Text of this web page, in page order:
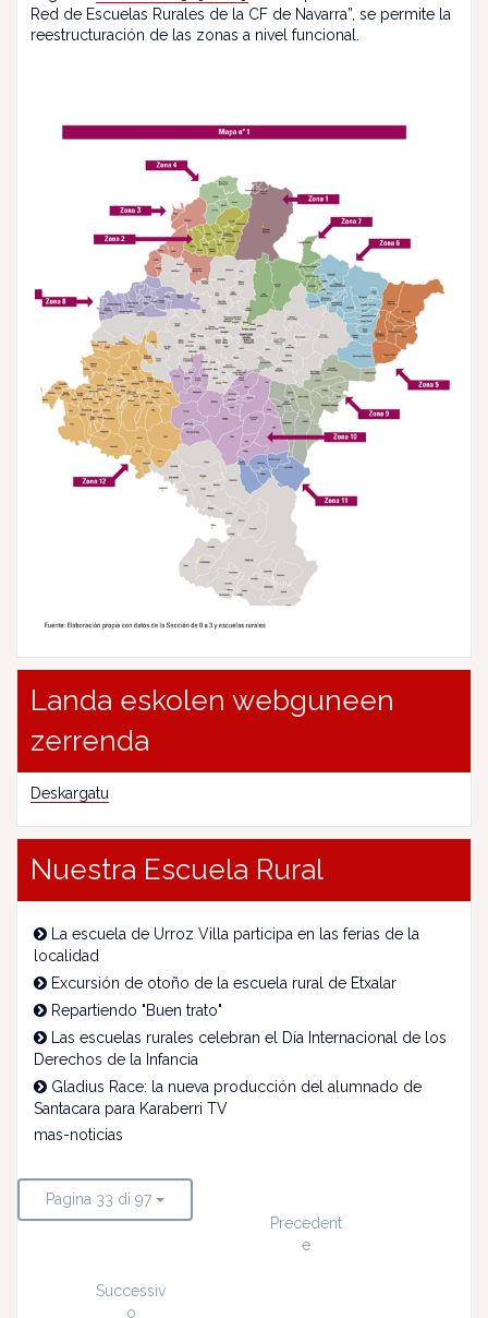
Red de Escuelas Rurales de la CF de Navarra”, se permite la
reestructuración de las zonas a nivel funcional.
Landa eskolen webguneen
zerrenda
Deskargatu
Nuestra Escuela Rural
La escuela de Urroz Villa participa en las ferias de la
localidad
Excursión de otoño de la escuela rural de Etxalar
Repartiendo "Buen trato"
Las escuelas rurales celebran el Día Internacional de los
Derechos de la Infancia
Gladius Race: la nueva producción del alumnado de
Santacara para Karaberri TV
mas-noticias
Pagina 33 di 97
Precedent
e
Successiv
o